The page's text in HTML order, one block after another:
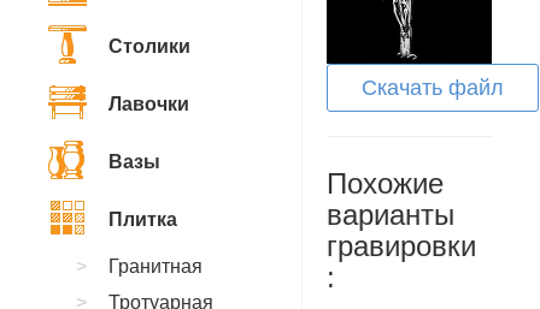
Скачать файл
Похожие
варианты
гравировки
:
Столики
Лавочки
Вазы
Плитка
Гранитная
Тротуарная